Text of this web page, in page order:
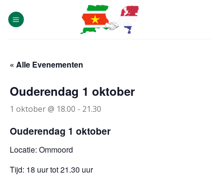
content
« Alle Evenementen
Ouderendag 1 oktober
1 oktober @ 18.00 - 21.30
Ouderendag 1 oktober
Locatie: Ommoord
Tijd: 18 uur tot 21.30 uur